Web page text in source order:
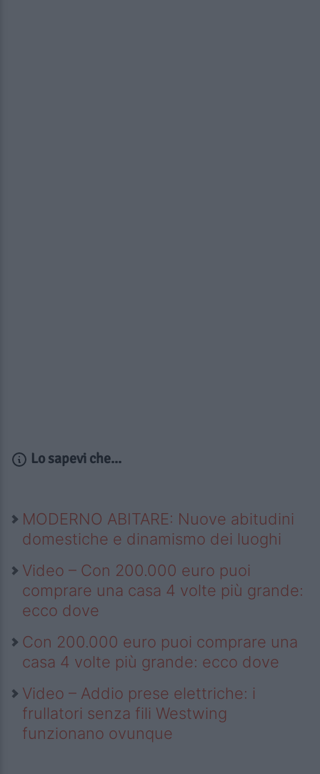
Lo sapevi che...
MODERNO ABITARE: Nuove abitudini
domestiche e dinamismo dei luoghi
Video – Con 200.000 euro puoi
comprare una casa 4 volte più grande:
ecco dove
Con 200.000 euro puoi comprare una
casa 4 volte più grande: ecco dove
Video – Addio prese elettriche: i
frullatori senza fili Westwing
funzionano ovunque